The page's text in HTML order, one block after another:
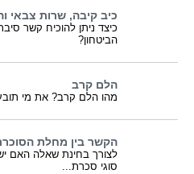
כיב קיבה, שרות צבאי
כיצד ניתן להוכיח קשר
הביטחון?
הלם קרב
מהו הלם קרב? את מי
הקשר בין מחלת
לצורך בחינת שאלה האם
סוגי סכרת...